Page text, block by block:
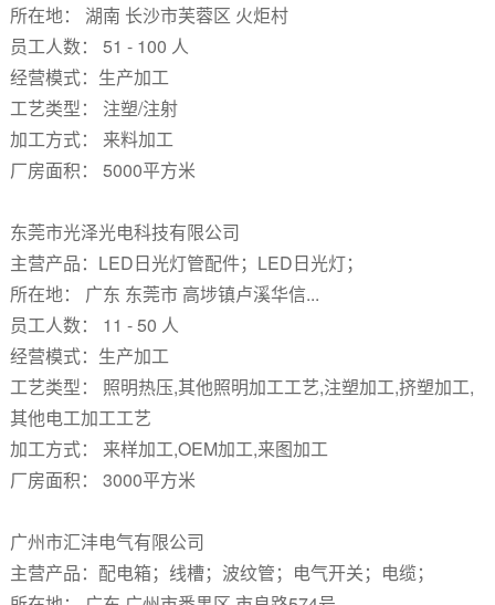
所在地： 湖南 长沙市芙蓉区 火炬村
员工人数： 51 - 100 人
经营模式：生产加工
工艺类型： 注塑/注射
加工方式： 来料加工
厂房面积： 5000平方米
东莞市光泽光电科技有限公司
主营产品：LED日光灯管配件；LED日光灯；
所在地： 广东 东莞市 高埗镇卢溪华信...
员工人数： 11 - 50 人
经营模式：生产加工
工艺类型： 照明热压,其他照明加工工艺,注塑加工,挤塑加工,
其他电工加工工艺
加工方式： 来样加工,OEM加工,来图加工
厂房面积： 3000平方米
广州市汇沣电气有限公司
主营产品：配电箱；线槽；波纹管；电气开关；电缆；